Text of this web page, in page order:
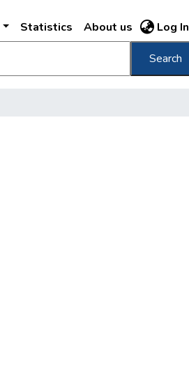
Statistics About us Log In
Search